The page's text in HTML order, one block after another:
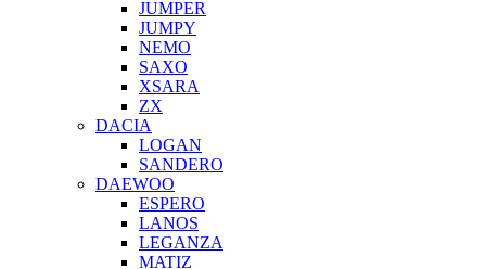
JUMPER
JUMPY
NEMO
SAXO
XSARA
ZX
DACIA
LOGAN
SANDERO
DAEWOO
ESPERO
LANOS
LEGANZA
MATIZ